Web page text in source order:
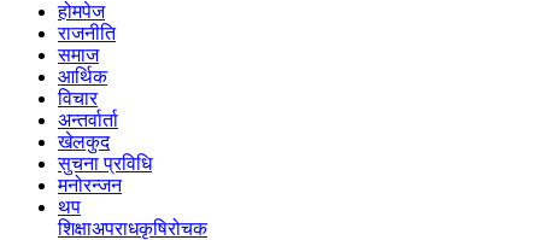
होमपेज
राजनीति
समाज
आर्थिक
विचार
अन्तर्वार्ता
खेलकुद
सुचना प्रविधि
मनोरन्जन
थप
शिक्षाअपराधकृषिरोचक